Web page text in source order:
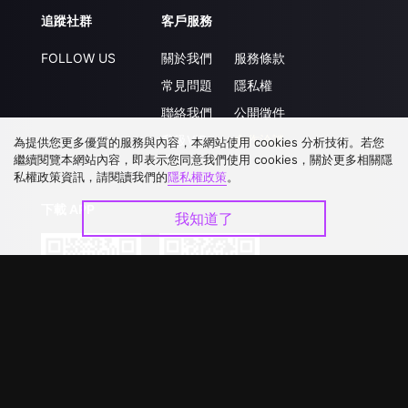
追蹤社群
FOLLOW US
客戶服務
關於我們
常見問題
聯絡我們
升級VIP
服務條款
隱私權
公開徵件
合作洽談
為提供您更多優質的服務與內容，本網站使用 cookies 分析技術。若您
繼續閱覽本網站內容，即表示您同意我們使用 cookies，關於更多相關隱
私權政策資訊，請閱讀我們的隱私權政策。
我知道了